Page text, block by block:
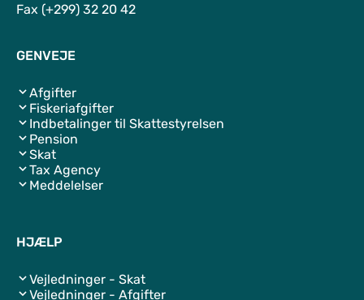
Fax (+299) 32 20 42
GENVEJE
Afgifter
Fiskeriafgifter
Indbetalinger til Skattestyrelsen
Pension
Skat
Tax Agency
Meddelelser
HJÆLP
Vejledninger - Skat
Vejledninger - Afgifter